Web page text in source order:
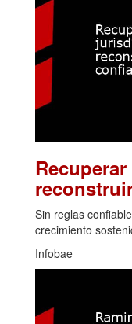
Sin reglas
crecimiento
Infobae